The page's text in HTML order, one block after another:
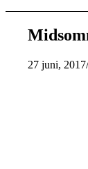
27 juni, 2017